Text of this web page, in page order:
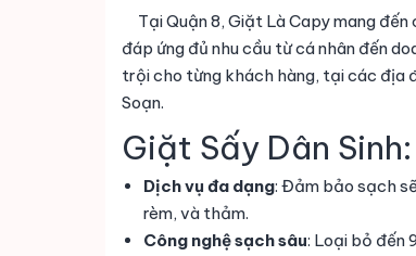
Tại Quận 8, Giặt Là Capy mang
đáp ứng đủ nhu cầu từ cá nhân đến
trội cho từng khách hàng, tại các địa
Soạn.
Giặt Sấy Dân
Dịch vụ đa dạng: Đảm bảo sạch
rèm, và thảm.
Công nghệ sạch sâu: Loại bỏ đến